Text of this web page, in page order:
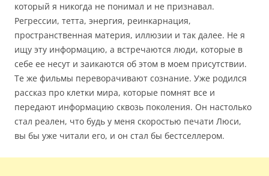
который я никогда не понимал и не признавал.
Регрессии, тетта, энергия, реинкарнация,
пространственная материя, иллюзии и так далее. Не я
ищу эту информацию, а встречаются люди, которые в
себе ее несут и заикаются об этом в моем присутствии.
Те же фильмы переворачивают сознание. Уже родился
рассказ про клетки мира, которые помнят все и
передают информацию сквозь поколения. Он настолько
стал реален, что будь у меня скоростью печати Люси,
вы бы уже читали его, и он стал бы бестселлером.